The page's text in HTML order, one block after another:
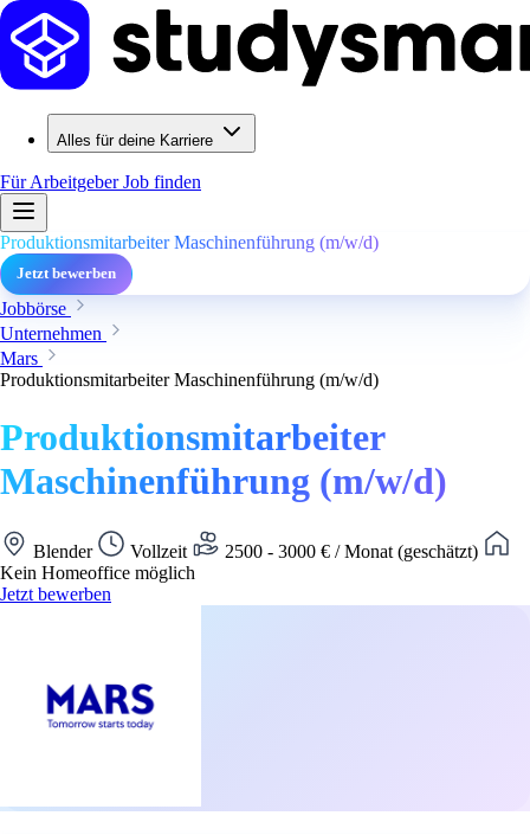
Alles für deine Karriere
Für ArbeitgeberJob finden
Produktionsmitarbeiter Maschinenführung (m/w/d)
Jetzt bewerben
Jobbörse
Unternehmen
Mars
Produktionsmitarbeiter Maschinenführung (m/w/d)
Produktionsmitarbeiter
Maschinenführung (m/w/d)
Blender Vollzeit
2500 - 3000 € / Monat (geschätzt)
Kein Homeoffice möglich
Jetzt bewerben